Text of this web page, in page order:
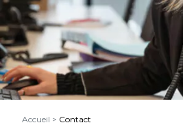
Accueil > Contact